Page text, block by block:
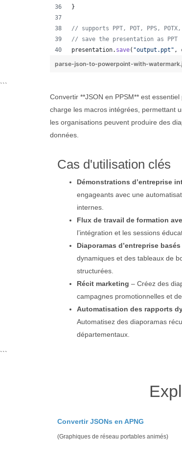
}
// supports PPT, POT, PPS, POTX,
// save the presentation as PPT
presentation. save( "output.ppt" ,
parse-json-to-powerpoint-with-
```
Convertir **JSON en PPSM** est
charge les macros intégrées, permettant
les organisations peuvent produire des
données.
Cas d'utilisation clés
Démonstrations d’entreprise
engageants avec une
internes.
Flux de travail de formation
l’intégration et les sessions
Diaporamas d’entreprise
dynamiques et des tableaux de
structurées.
Récit marketing – Créez des
campagnes promotionnelles et
Automatisation des rapports
Automatisez des diaporamas
départementaux.
```
Convertir JSONs en APNG
(Graphiques de réseau portables animés)